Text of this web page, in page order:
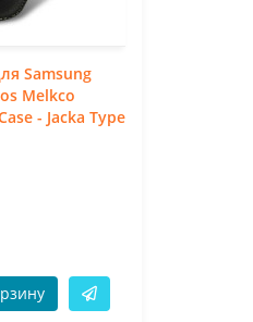
Samsung
Melkco
- Jacka Type